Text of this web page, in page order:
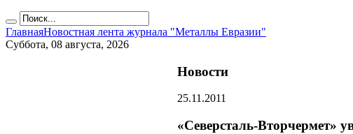
ГлавнаяНовостная лента журнала "Металлы Евразии"
Суббота, 08 августа, 2026
Новости
25.11.2011
«Северсталь-Вторчермет»